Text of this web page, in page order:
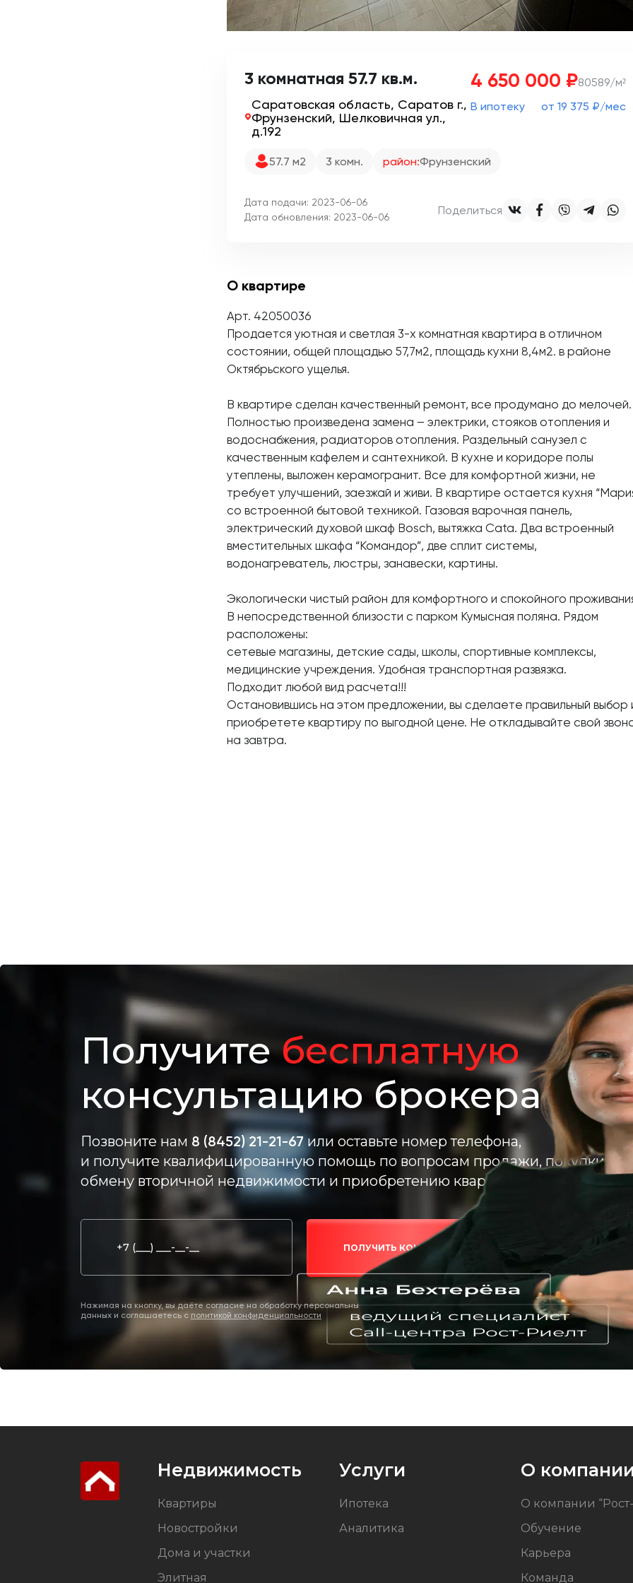
3 комнатная 57.7 кв.м.
Саратовская область, Саратов г.,
Фрунзенский, Шелковичная ул.,
д.192
4 650 000 ₽80589/м²
В ипотеку
от 19 375 ₽/мес
57.7 м2 3 комн. район:Фрунзенский
Дата подачи: 2023-06-06
Дата обновления: 2023-06-06
Поделиться
О квартире
Арт. 42050036
Продается уютная и светлая 3-х комнатная квартира в отличном
состоянии, общей площадью 57,7м2, площадь кухни 8,4м2. в районе
Октябрьского ущелья.
В квартире сделан качественный ремонт, все продумано до мелочей.
Полностью произведена замена – электрики, стояков отопления и
водоснабжения, радиаторов отопления. Раздельный санузел с
качественным кафелем и сантехникой. В кухне и коридоре полы
утеплены, выложен керамогранит. Все для комфортной жизни, не
требует улучшений, заезжай и живи. В квартире остается кухня
со встроенной бытовой техникой. Газовая варочная панель,
электрический духовой шкаф Bosch, вытяжка Cata. Два встроенный
вместительных шкафа “Командор”, две сплит системы,
водонагреватель, люстры, занавески, картины.
Экологически чистый район для комфортного и спокойного
В непосредственной близости с парком Кумысная поляна. Рядом
расположены:
сетевые магазины, детские сады, школы, спортивные комплексы,
медицинские учреждения. Удобная транспортная развязка.
Подходит любой вид расчета!!!
Остановившись на этом предложении, вы сделаете правильный выбор
приобретете квартиру по выгодной цене. Не откладывайте свой
на завтра.
Получитебесплатную
консультацию брокера
Позвоните нам 8 (8452) 21-21-67или оставьте номер телефона,
и получите квалифицированную помощь по вопросам продажи, покупки,
обмену вторичной недвижимости и приобретению квартиры в новостройке
ПОЛУЧИТЬ КОНСУЛЬТАЦИЮ
Нажимая на кнопку, вы даёте согласие на обработку персональных
данных и соглашаетесь c политикой конфиденциальности
Недвижимость
Квартиры
Новостройки
Дома и участки
Элитная
Услуги
Ипотека
Аналитика
О
О компании
Обучение
Карьера
Команда